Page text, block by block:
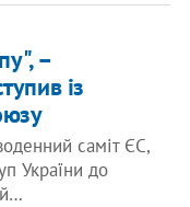
–
із
саміт ЄС,
України до